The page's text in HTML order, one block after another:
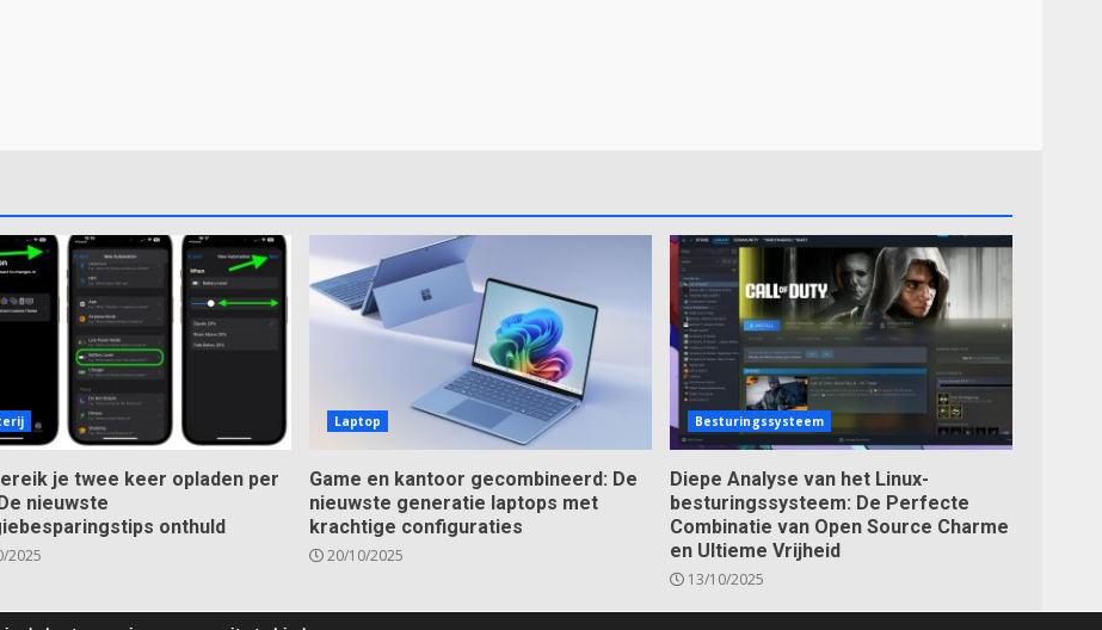
je twee keer opladen per
nieuwste
onthuld
2025
Laptop
Game en kantoor gecombineerd: De
nieuwste generatie laptops met
krachtige configuraties
20/10/2025
Besturingssysteem
Diepe Analyse van het Linux-
besturingssysteem: De Perfecte
Combinatie van Open Source Charme
en Ultieme Vrijheid
13/10/2025